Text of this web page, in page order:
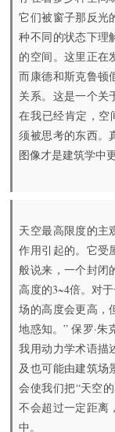
它们被窗子那反光
种不同的状态下理
的空间。这里正在
而康德和斯克鲁顿
关系。这是一个关
在我已经肯定，
须被思考的东西。
图像才是建筑学中
天空最高限度的主
作用引起的。它受
般说来，一个封闭
高度的3~4倍。对
场的高度会更高，
地惑知。” 保罗·朱
我用动力学术语描
及也可能由建筑场
会使我们把“天空
不会超过一定距离
中。